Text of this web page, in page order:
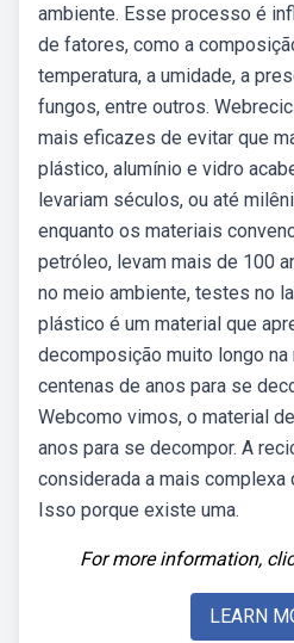
ambiente. Esse processo é
de fatores, como a
temperatura, a umidade, a
fungos, entre outros.
mais eficazes de evitar que
plástico, alumínio e vidro
levariam séculos, ou até
enquanto os materiais
petróleo, levam mais de 100
no meio ambiente, testes no
plástico é um material que
decomposição muito longo
centenas de anos para se
Webcomo vimos, o material
anos para se decompor. A
considerada a mais complexa
Isso porque existe uma.
For more information,
LEARN